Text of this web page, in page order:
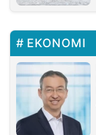
EKONOMI